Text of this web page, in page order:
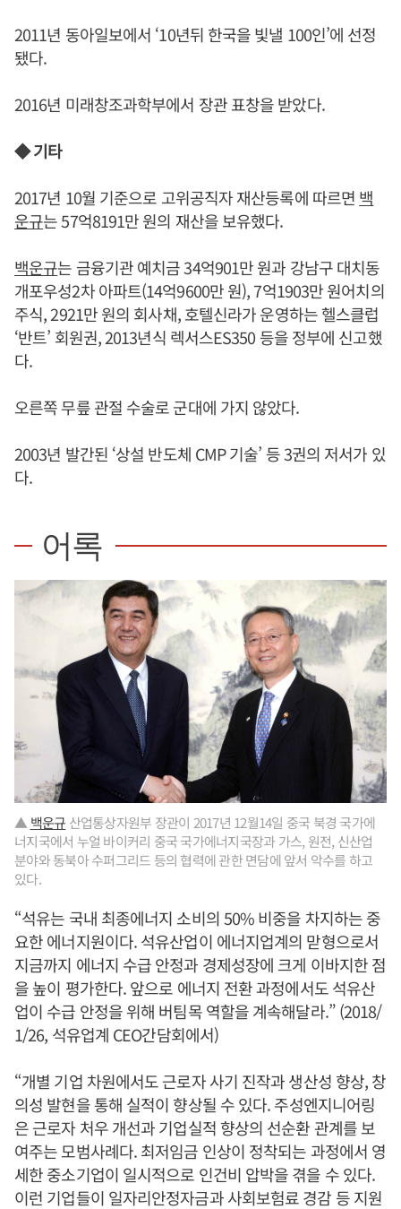
2011년 동아일보에서 ‘10년뒤 한국을 빛낼 100인’에 선정
됐다.
2016년 미래창조과학부에서 장관 표창을 받았다.
◆ 기타
2017년 10월 기준으로 고위공직자 재산등록에 따르면 백
운규는 57억8191만 원의 재산을 보유했다.
백운규는 금융기관 예치금 34억901만 원과 강남구 대치동
개포우성2차 아파트(14억9600만 원), 7억1903만 원어치의
주식, 2921만 원의 회사채, 호텔신라가 운영하는 헬스클럽
‘반트’ 회원권, 2013년식 렉서스ES350 등을 정부에 신고했
다.
오른쪽 무릎 관절 수술로 군대에 가지 않았다.
2003년 발간된 ‘상설 반도체 CMP 기술’ 등 3권의 저서가 있
다.
어록
▲ 백운규 산업통상자원부 장관이 2017년 12월14일 중국 북경 국가에
너지국에서 누얼 바이커리 중국 국가에너지국장과 가스, 원전, 신산업
분야와 동북아 수퍼그리드 등의 협력에 관한 면담에 앞서 악수를 하고
있다.
“석유는 국내 최종에너지 소비의 50% 비중을 차지하는 중
요한 에너지원이다. 석유산업이 에너지업계의 맏형으로서
지금까지 에너지 수급 안정과 경제성장에 크게 이바지한 점
을 높이 평가한다. 앞으로 에너지 전환 과정에서도 석유산
업이 수급 안정을 위해 버팀목 역할을 계속해달라.” (2018/
1/26, 석유업계 CEO간담회에서)
“개별 기업 차원에서도 근로자 사기 진작과 생산성 향상, 창
의성 발현을 통해 실적이 향상될 수 있다. 주성엔지니어링
은 근로자 처우 개선과 기업실적 향상의 선순환 관계를 보
여주는 모범사례다. 최저임금 인상이 정착되는 과정에서 영
세한 중소기업이 일시적으로 인건비 압박을 겪을 수 있다.
이런 기업들이 일자리안정자금과 사회보험료 경감 등 지원